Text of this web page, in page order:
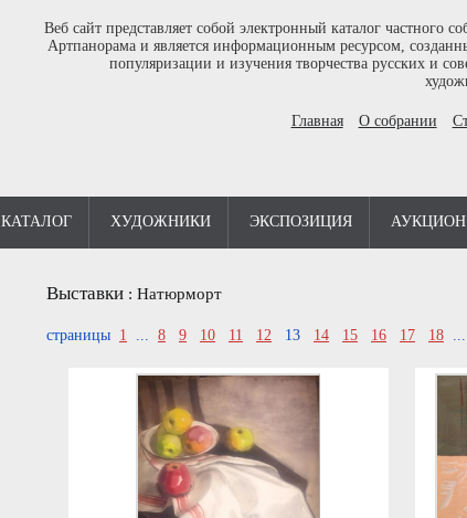
Веб сайт представляет собой электронный каталог частного
Артпанорама и является информационным ресурсом,
популяризации и изучения творчества русских и
Главная О собрании
КАТАЛОГ ХУДОЖНИКИ ЭКСПОЗИЦИЯ АУКЦИОН
Выставки : Натюрморт
страницы 1 ... 8 9 10 11 12 13 14 15 16 17 18 ...